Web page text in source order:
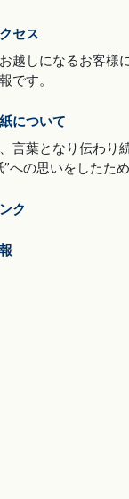
セス
越しになるお客様
です。
について
言葉となり伝わり
”への思いをしたため
ク